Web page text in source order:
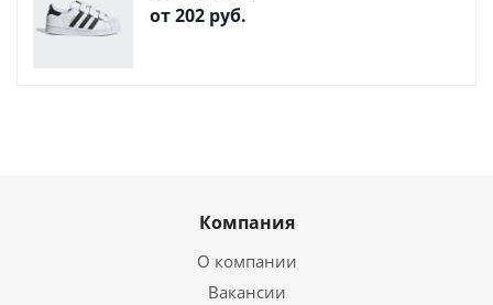
от202 руб.
Компания
О компании
Вакансии